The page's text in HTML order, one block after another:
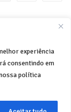
experiência
consentindo em
política
Site por
)